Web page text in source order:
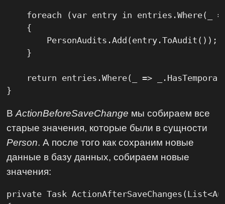
foreach (var entry in entries.Where(_
    {
        PersonAudits.Add(entry.ToAudit());
    }
return entries.Where(_ =>
}
ВActionBeforeSaveChange мы собираем все
старые значения, которые были в сущности
Person. А после того как сохраним новые
данные в базу данных, собираем новые
значения:
private Task